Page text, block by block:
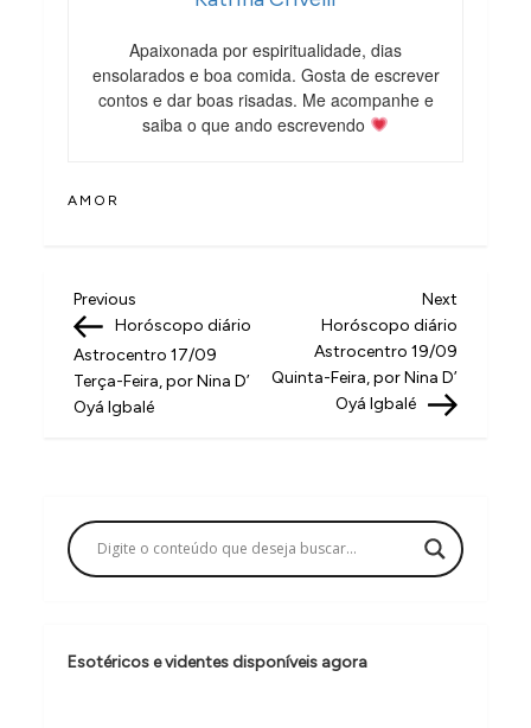
Apaixonada por espiritualidade, dias
ensolarados e boa comida. Gosta de escrever
contos e dar boas risadas. Me acompanhe e
saiba o que ando escrevendo
AMOR
N
a
v
e
ç
ã
d
Previous
Post
Previous
Horóscopo diário
Astrocentro 17/09
Terça-Feira, por Nina D’
Oyá Igbalé
Next
Post
Next
Horóscopo diário
Astrocentro 19/09
Quinta-Feira, por Nina D’
Oyá Igbalé
Esotéricos e videntes disponíveis agora